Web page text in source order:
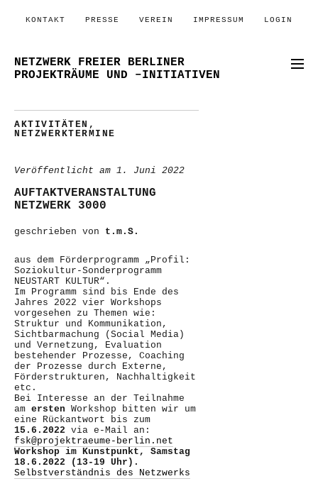
KONTAKT PRESSE VEREIN IMPRESSUM LOGIN
NETZWERK FREIER BERLINER
PROJEKTRÄUME UND –INITIATIVEN
AKTIVITÄTEN ,
NETZWERKTERMINE
Veröffentlicht am 1. Juni 2022
AUFTAKTVERANSTALTUNG
NETZWERK 3000
geschrieben von t.m.S.
aus dem Förderprogramm „Profil:
Soziokultur-Sonderprogramm
NEUSTART KULTUR“.
Im Programm sind bis Ende des
Jahres 2022 vier Workshops
vorgesehen zu Themen wie:
Struktur und Kommunikation,
Sichtbarmachung (Social Media)
und Vernetzung, Evaluation
bestehender Prozesse, Coaching
der Prozesse durch Externe,
Förderstrukturen, Nachhaltigkeit
etc.
Bei Interesse an der Teilnahme
am ersten Workshop bitten wir um
eine Rückantwort bis zum
15.6.2022 via e-Mail an:
fsk@projektraeume-berlin.net
Workshop im Kunstpunkt, Samstag
18.6.2022 (13-19 Uhr).
Selbstverständnis des Netzwerks